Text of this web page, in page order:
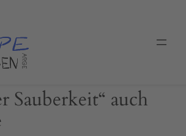
Sauberkeit“ auch